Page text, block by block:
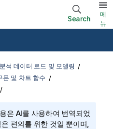
Search
메
뉴
분석 데이터 로드 및 모델링
문 및 차트 함수
은 AI를 사용하여 번역되었
편의를 위한 것일 뿐이며,